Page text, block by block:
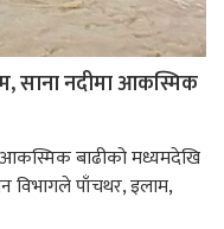
साना नदीमा आकस्मिक
बाढीको मध्यमदेखि
विभागले पाँचथर, इलाम,